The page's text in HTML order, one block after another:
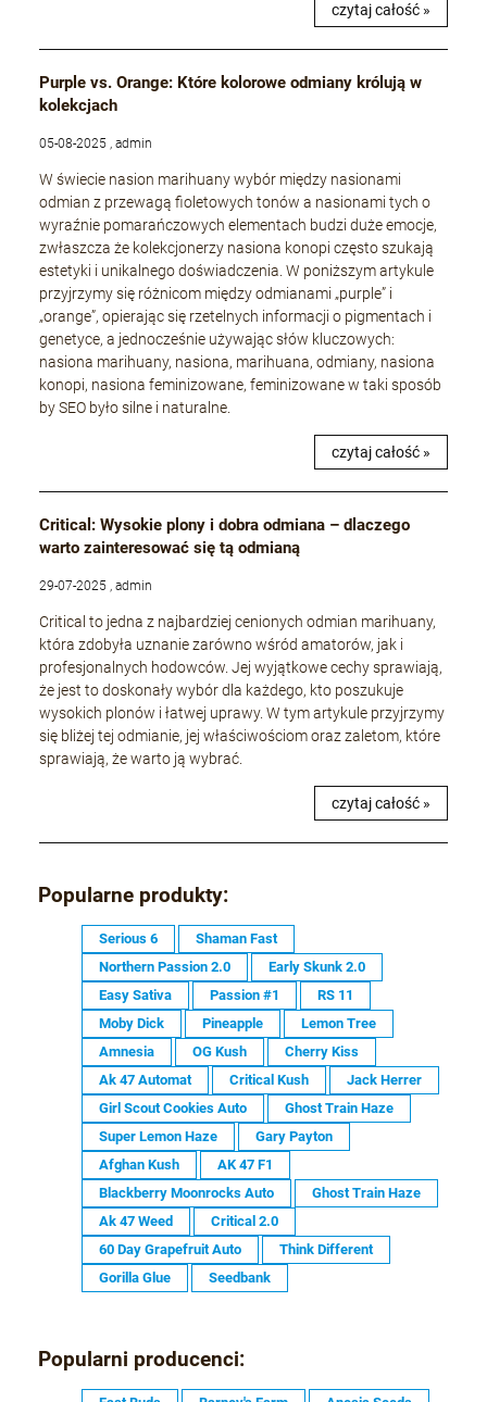
czytaj całość »
Purple vs. Orange: Które kolorowe odmiany królują w
kolekcjach
05-08-2025 , admin
W świecie nasion marihuany wybór między nasionami
odmian z przewagą fioletowych tonów a nasionami tych o
wyraźnie pomarańczowych elementach budzi duże emocje,
zwłaszcza że kolekcjonerzy nasiona konopi często szukają
estetyki i unikalnego doświadczenia. W poniższym artykule
przyjrzymy się różnicom między odmianami „purple” i
„orange”, opierając się rzetelnych informacji o pigmentach i
genetyce, a jednocześnie używając słów kluczowych:
nasiona marihuany, nasiona, marihuana, odmiany, nasiona
konopi, nasiona feminizowane, feminizowane w taki sposób
by SEO było silne i naturalne.
czytaj całość »
Critical: Wysokie plony i dobra odmiana – dlaczego
warto zainteresować się tą odmianą
29-07-2025 , admin
Critical to jedna z najbardziej cenionych odmian marihuany,
która zdobyła uznanie zarówno wśród amatorów, jak i
profesjonalnych hodowców. Jej wyjątkowe cechy sprawiają,
że jest to doskonały wybór dla każdego, kto poszukuje
wysokich plonów i łatwej uprawy. W tym artykule przyjrzymy
się bliżej tej odmianie, jej właściwościom oraz zaletom, które
sprawiają, że warto ją wybrać.
czytaj całość »
Popularne produkty:
Serious 6
Shaman Fast
Northern Passion 2.0
Early Skunk 2.0
Easy Sativa
Passion #1
RS 11
Moby Dick
Pineapple
Lemon Tree
Amnesia
OG Kush
Cherry Kiss
Ak 47 Automat
Critical Kush
Jack Herrer
Girl Scout Cookies Auto
Ghost Train Haze
Super Lemon Haze
Gary Payton
Afghan Kush
AK 47 F1
Blackberry Moonrocks Auto
Ghost Train Haze
Ak 47 Weed
Critical 2.0
60 Day Grapefruit Auto
Think Different
Gorilla Glue
Seedbank
Popularni producenci: